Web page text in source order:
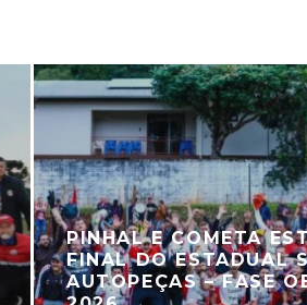
PINHAL E COMETA
FINAL DO ESTADUAL
AUTOPEÇAS – FASE